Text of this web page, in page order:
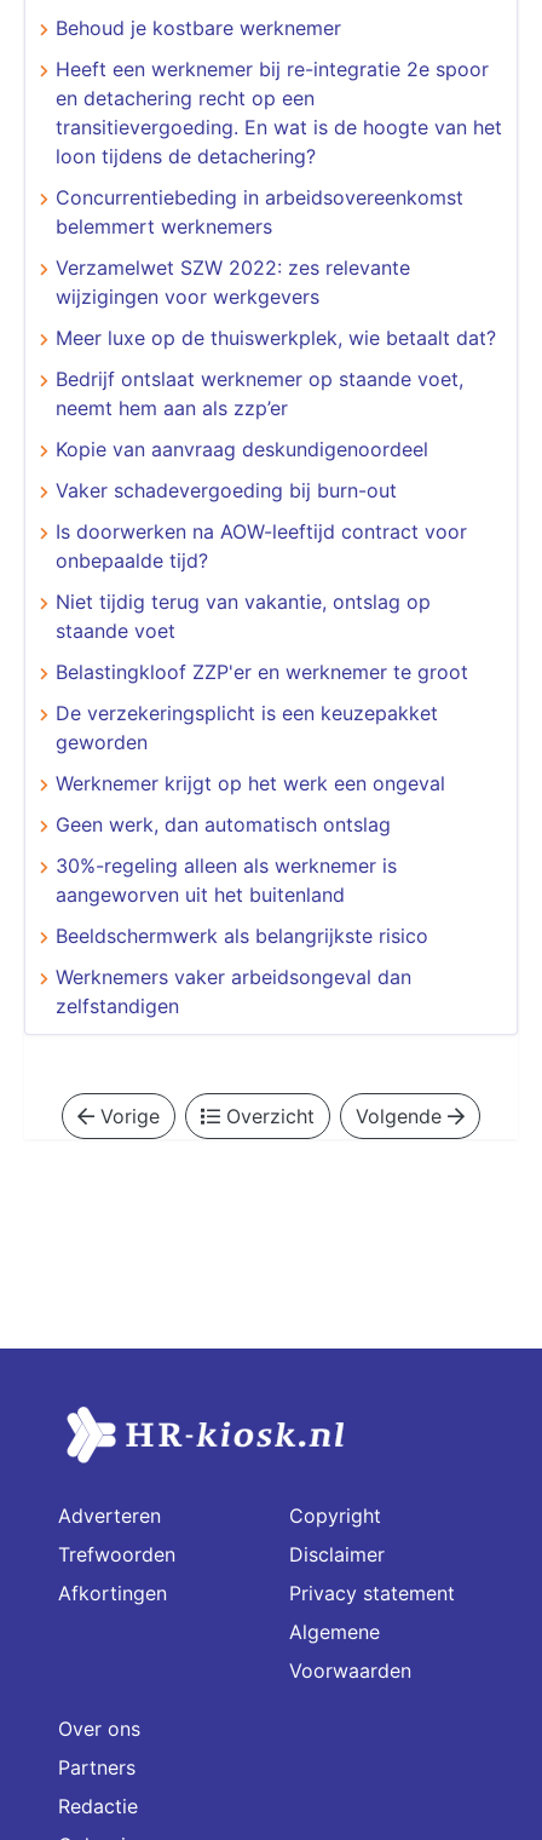
Behoud je kostbare werknemer
Heeft een werknemer bij re-integratie 2e spoor
en detachering recht op een
transitievergoeding. En wat is de hoogte van het
loon tijdens de detachering?
Concurrentiebeding in arbeidsovereenkomst
belemmert werknemers
Verzamelwet SZW 2022: zes relevante
wijzigingen voor werkgevers
Meer luxe op de thuiswerkplek, wie betaalt dat?
Bedrijf ontslaat werknemer op staande voet,
neemt hem aan als zzp’er
Kopie van aanvraag deskundigenoordeel
Vaker schadevergoeding bij burn-out
Is doorwerken na AOW-leeftijd contract voor
onbepaalde tijd?
Niet tijdig terug van vakantie, ontslag op
staande voet
Belastingkloof ZZP'er en werknemer te groot
De verzekeringsplicht is een keuzepakket
geworden
Werknemer krijgt op het werk een ongeval
Geen werk, dan automatisch ontslag
30%-regeling alleen als werknemer is
aangeworven uit het buitenland
Beeldschermwerk als belangrijkste risico
Werknemers vaker arbeidsongeval dan
zelfstandigen
Vorige Overzicht Volgende
Adverteren
Trefwoorden
Afkortingen
Copyright
Disclaimer
Privacy statement
Algemene
Voorwaarden
Over ons
Partners
Redactie